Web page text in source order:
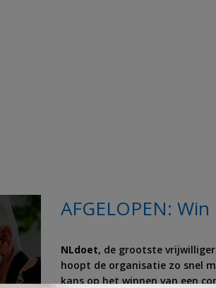
AFGELOPEN:
NLdoet, de grootste
hoopt de organisatie zo snel
kans op het winnen van een